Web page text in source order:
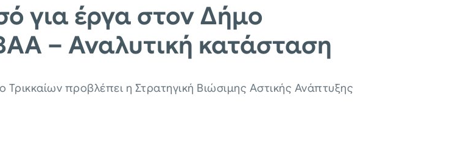
για έργα στον Δήμο
– Αναλυτική κατάσταση
προβλέπει η Στρατηγική Βιώσιμης Αστικής Ανάπτυξης